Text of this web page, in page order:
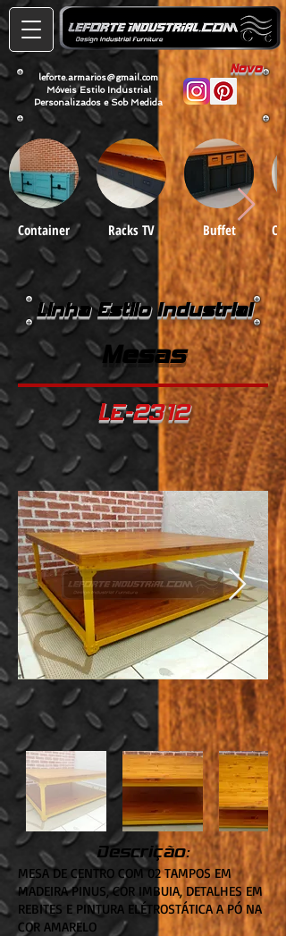
leforte.armarios@gmail.com
Móveis Estilo Industrial
Personalizados e Sob Medida
Novo
Container Racks TV Buffet
Linha Estilo Industrial
Mesas
LE-2312
Descrição:
MESA DE CENTRO COM 02 TAMPOS EM
MADEIRA PINUS, COR IMBUIA, DETALHES EM
REBITES E PINTURA ELÉTROSTÁTICA A PÓ NA
COR AMARELO